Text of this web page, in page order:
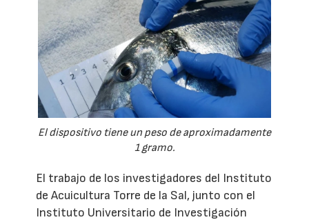
El dispositivo tiene un peso de aproximadamente
1 gramo.
El trabajo de los investigadores del Instituto
de Acuicultura Torre de la Sal, junto con el
Instituto Universitario de Investigación